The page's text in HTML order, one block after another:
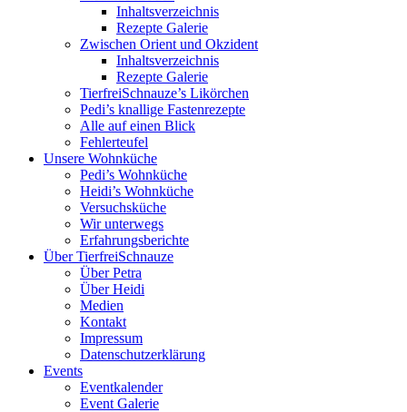
Inhaltsverzeichnis
Rezepte Galerie
Zwischen Orient und Okzident
Inhaltsverzeichnis
Rezepte Galerie
TierfreiSchnauze’s Likörchen
Pedi’s knallige Fastenrezepte
Alle auf einen Blick
Fehlerteufel
Unsere Wohnküche
Pedi’s Wohnküche
Heidi’s Wohnküche
Versuchsküche
Wir unterwegs
Erfahrungsberichte
Über TierfreiSchnauze
Über Petra
Über Heidi
Medien
Kontakt
Impressum
Datenschutzerklärung
Events
Eventkalender
Event Galerie